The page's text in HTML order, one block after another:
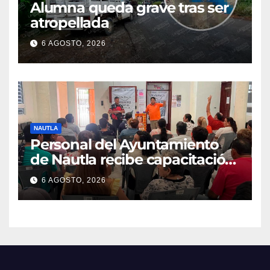
Alumna queda grave tras ser
atropellada
6 AGOSTO, 2026
NAUTLA
Personal del Ayuntamiento
de Nautla recibe capacitación
en atención a emergencias
6 AGOSTO, 2026